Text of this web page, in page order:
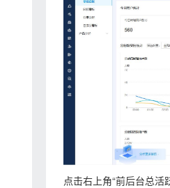
点击右上角“前后台总活